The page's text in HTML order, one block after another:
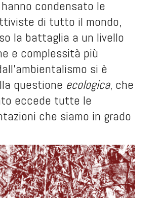
condensato le
di tutto il mondo,
la battaglia a un livello
e complessità più
si è
questione ecologica, che
eccede tutte le
che siamo in grado